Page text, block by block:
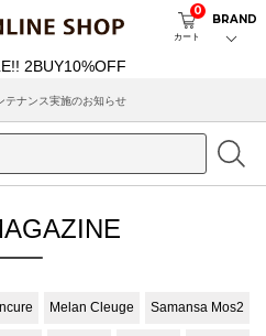
カート
0
BRAND
ナンス実施のお知らせ
Melan Cleuge Samansa Mos2